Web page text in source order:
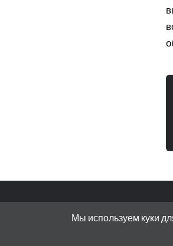
© 2026ИННОВАТИКУС
АДРЕС: 119072,
Мы используем куки